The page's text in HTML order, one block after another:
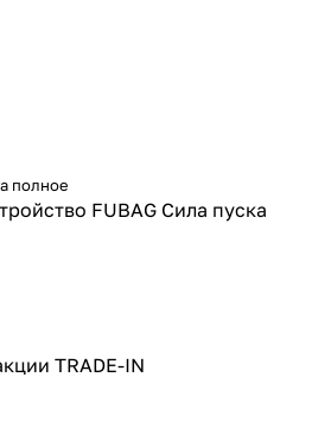
полное
FUBAG Сила пуска
TRADE-IN